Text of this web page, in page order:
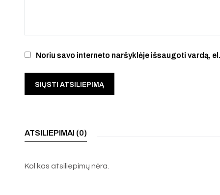
Noriu savo interneto naršyklėje išsaugoti vardą,
ATSILIEPIMAI (0)
Kol kas atsiliepimų nėra.